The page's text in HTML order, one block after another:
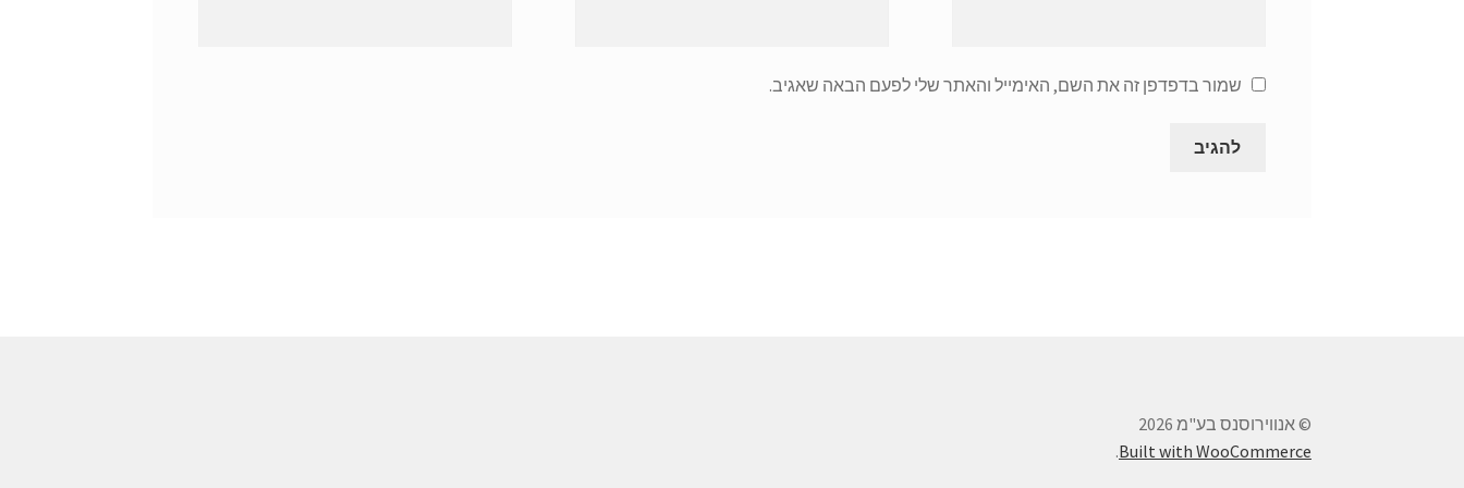
שמור בדפדפן זה את השם, האימייל והאתר שלי לפעם הבאה שאגיב.
© אנווירוסנס בע"מ 2026
Built with WooCommerce
.